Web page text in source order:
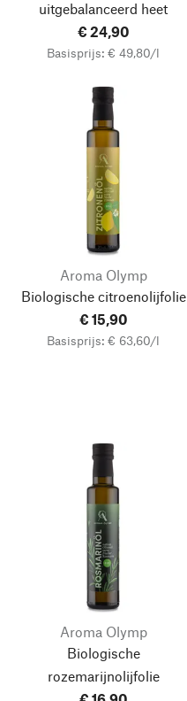
uitgebalanceerd heet
€ 24,90
Basisprijs: € 49,80/l
Aroma Olymp
Biologische citroenolijfolie
€ 15,90
Basisprijs: € 63,60/l
Aroma Olymp
Biologische
rozemarijnolijfolie